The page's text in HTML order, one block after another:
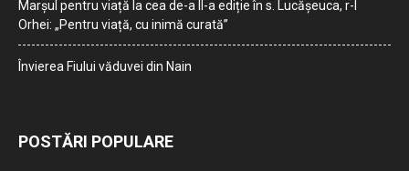
Marșul pentru viață la cea de-a II-a ediție în s. Lucășeuca, r-l
Orhei: „Pentru viață, cu inimă curată”
Învierea Fiului văduvei din Nain
POSTĂRI POPULARE